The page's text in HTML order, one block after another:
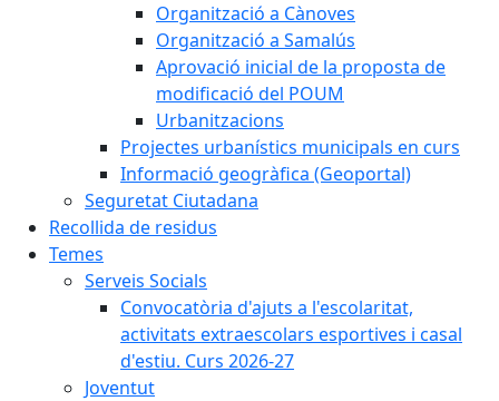
Organització a Cànoves
Organització a Samalús
Aprovació inicial de la proposta de
modificació del POUM
Urbanitzacions
Projectes urbanístics municipals en curs
Informació geogràfica (Geoportal)
Seguretat Ciutadana
Recollida de residus
Temes
Serveis Socials
Convocatòria d'ajuts a l'escolaritat,
activitats extraescolars esportives i casal
d'estiu. Curs 2026-27
Joventut